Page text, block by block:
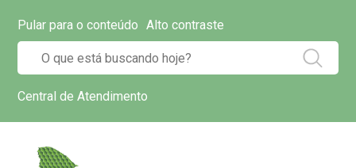
Pular para o conteúdo Alto contraste
Central de Atendimento